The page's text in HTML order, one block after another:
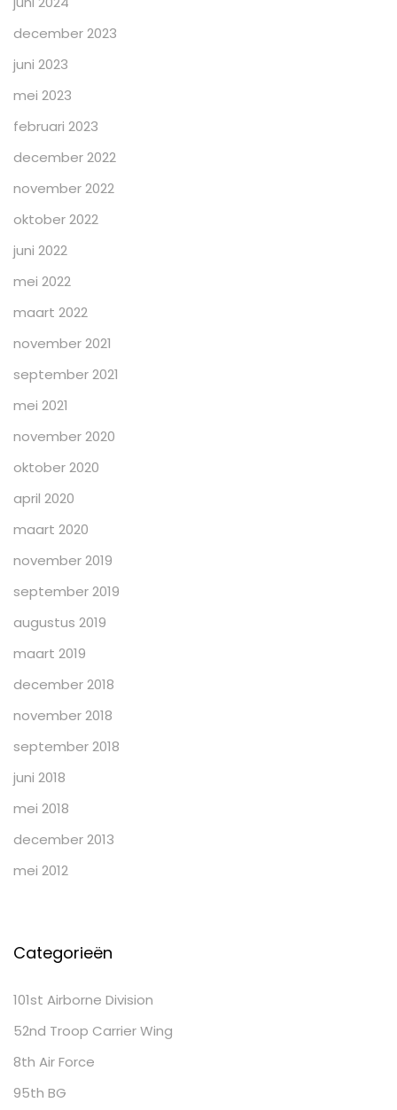
december 2023
juni 2023
mei 2023
februari 2023
december 2022
november 2022
oktober 2022
juni 2022
mei 2022
maart 2022
november 2021
september 2021
mei 2021
november 2020
oktober 2020
april 2020
maart 2020
november 2019
september 2019
augustus 2019
maart 2019
december 2018
november 2018
september 2018
juni 2018
mei 2018
december 2013
mei 2012
Categorieën
101st Airborne Division
52nd Troop Carrier Wing
8th Air Force
95th BG